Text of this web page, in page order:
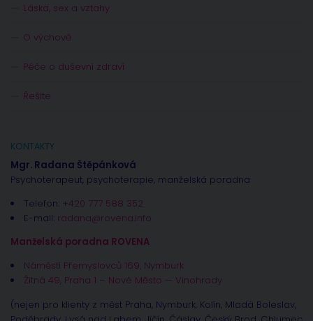
Láska, sex a vztahy
O výchově
Péče o duševní zdraví
Řešíte
KONTAKTY
Mgr. Radana Štěpánková
Psychoterapeut, psychoterapie, manželská poradna
Telefon: +420 777 588 352
E-mail: radana@rovena.info
Manželská poradna ROVENA
Náměstí Přemyslovců 169, Nymburk
Žitná 49, Praha 1 – Nové Město — Vinohrady
(nejen pro klienty z měst Praha, Nymburk, Kolín, Mladá Boleslav,